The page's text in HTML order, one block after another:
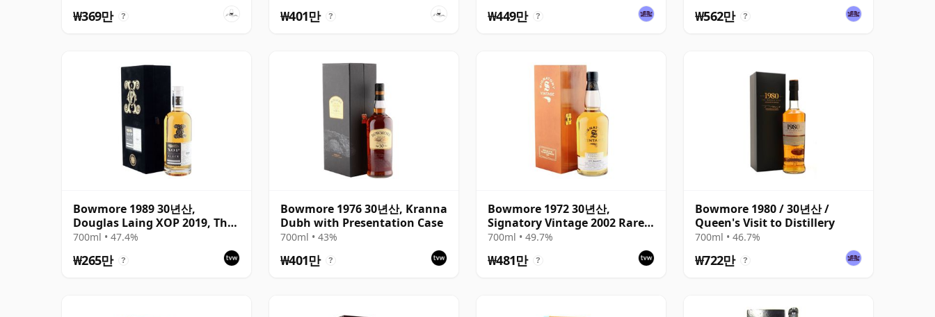
₩369만 ? ₩401만 ? ₩449만 ? ₩562만 ?
Bowmore 1989 30년산,
Douglas Laing XOP 2019, The
Black Series
700ml • 47.4%
₩265만 ?
Bowmore 1976 30년산, Kranna
Dubh with Presentation Case
700ml • 43%
₩401만 ?
Bowmore 1972 30년산,
Signatory Vintage 2002 Rare
Reserve with Box
700ml • 49.7%
₩481만 ?
Bowmore 1980 / 30년산 /
Queen's Visit to Distillery
700ml • 46.7%
₩722만 ?